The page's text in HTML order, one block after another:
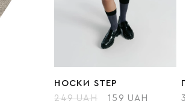
НОСКИ STEP
249 UAH
159 UAH